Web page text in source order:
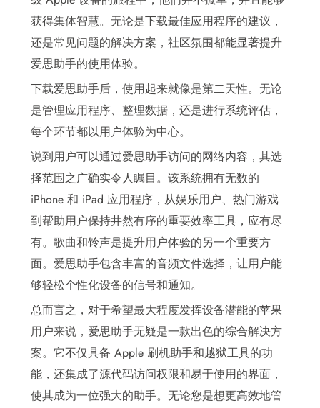
获得集体智慧。无论是下载最佳应用程序的建议，
还是常见问题的解决方案，社区氛围都能显著提升
爱思助手的使用体验。
下载爱思助手后，使用起来就像是第二天性。无论
是管理应用程序、整理数据，还是进行系统评估，
每个环节都以用户体验为中心。
说到用户可以通过爱思助手访问的网络内容，其选
择范围之广确实令人瞩目。该系统拥有无数的
iPhone 和 iPad 应用程序，从娱乐用户、热门游戏
到帮助用户保持井然有序的重要效率工具，应有尽
有。歌曲和铃声是提升用户体验的另一个重要方
面。爱思助手包含丰富的音频文件选择，让用户能
够轻松个性化设备的信号和通知。
总而言之，对于希望最大程度发挥设备潜能的苹果
用户来说，爱思助手无疑是一款出色的综合解决方
案。它不仅具备 Apple 刷机助手和越狱工具的功
能，还集成了源代码访问权限和易于使用的界面，
使其成为一位强大的助手。无论您是想更高效地管